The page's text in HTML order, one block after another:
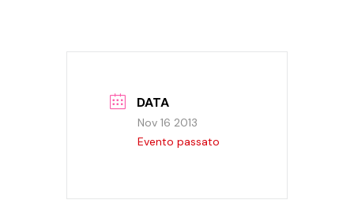
DATA
Nov 16 2013
Evento passato